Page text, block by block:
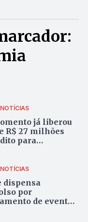
já liberou
R$ 27 milhões
para
dispensa
por
de eventos